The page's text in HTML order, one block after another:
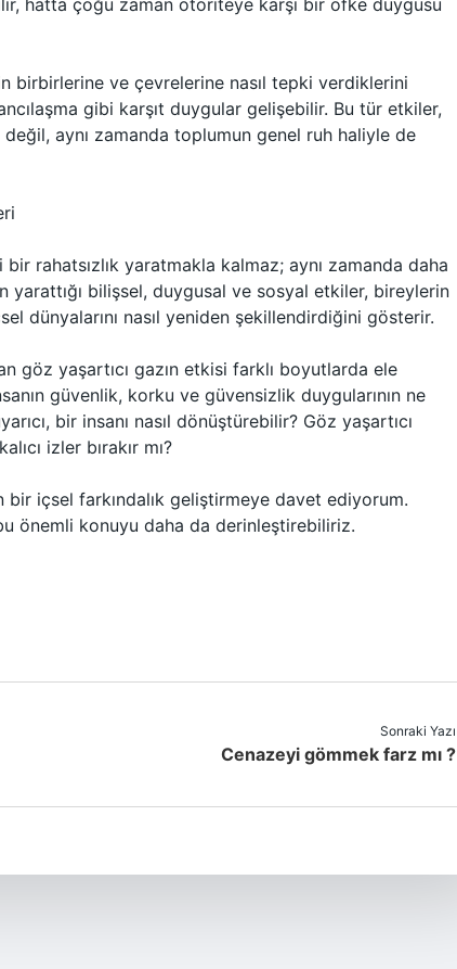
hatta çoğu zaman otoriteye karşı bir öfke duygusu
birbirlerine ve çevrelerine nasıl tepki verdiklerini
gibi karşıt duygular gelişebilir. Bu tür etkiler,
aynı zamanda toplumun genel ruh haliyle de
bir rahatsızlık yaratmakla kalmaz; aynı zamanda daha
yarattığı bilişsel, duygusal ve sosyal etkiler, bireylerin
dünyalarını nasıl yeniden şekillendirdiğini gösterir.
göz yaşartıcı gazın etkisi farklı boyutlarda ele
güvenlik, korku ve güvensizlik duygularının ne
bir insanı nasıl dönüştürebilir? Göz yaşartıcı
izler bırakır mı?
bir içsel farkındalık geliştirmeye davet ediyorum.
önemli konuyu daha da derinleştirebiliriz.
Sonraki Yazı
Cenazeyi gömmek farz mı ?